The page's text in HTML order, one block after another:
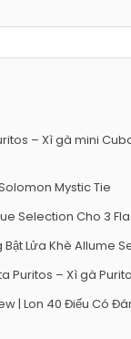
– Xì gà mini
Mystic Tie
Selection Cho 3
Bật Lửa Khè Allume
Puritos – Xì gà
| Lon 40 Điếu Có